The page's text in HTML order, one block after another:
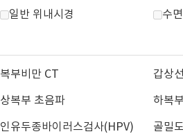
일반 위내시경 수
복부비만 CT 갑상
상복부 초음파 하복
인유두종바이러스검사(HPV) 골밀